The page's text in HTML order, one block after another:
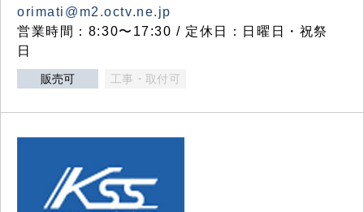
orimati@m2.octv.ne.jp
営業時間：8:30〜17:30 / 定休日：日曜日・祝祭
日
販売可 工事・取付可